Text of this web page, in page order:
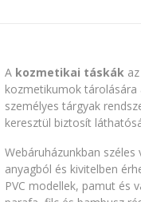
A kozmetikai táskákaz
kozmetikumok tárolására
személyes tárgyak
keresztül biztosít
Webáruházunkban széles
anyagból és kivitelben
PVC modellek, pamut és